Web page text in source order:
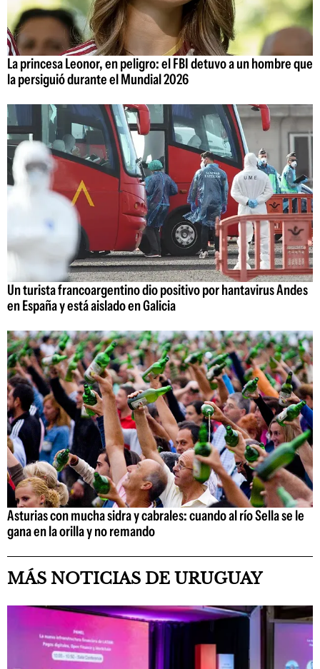
La princesa Leonor, en peligro: el FBI detuvo a un hombre que
la persiguió durante el Mundial 2026
Un turista francoargentino dio positivo por hantavirus Andes
en España y está aislado en Galicia
Asturias con mucha sidra y cabrales: cuando al río Sella se le
gana en la orilla y no remando
MÁS NOTICIAS DE URUGUAY